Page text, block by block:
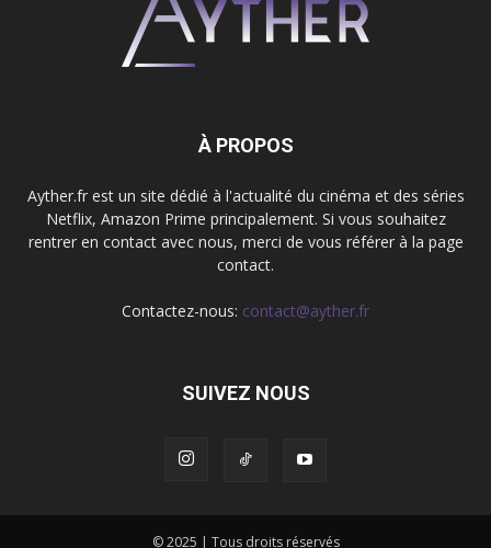
À PROPOS
Ayther.fr est un site dédié à l'actualité du cinéma et des séries
Netflix, Amazon Prime principalement. Si vous souhaitez
rentrer en contact avec nous, merci de vous référer à la page
contact.
Contactez-nous: contact@ayther.fr
SUIVEZ NOUS
© 2025 | Tous droits réservés